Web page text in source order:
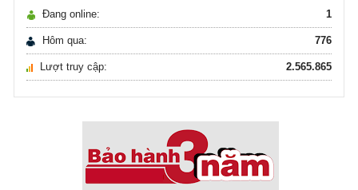
Sử dụng năng lượng mặt trời để xử lý ...
Sử dụng năng lượng mặt trời để xử lý ...
Đang online: 1
Hôm qua: 776
Lượt truy cập: 2.565.865